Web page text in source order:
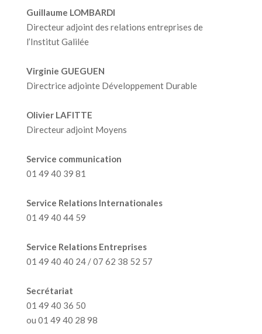
Guillaume LOMBARDI
Directeur adjoint des relations entreprises de
l’Institut Galilée
Virginie GUEGUEN
Directrice adjointe Développement Durable
Olivier LAFITTE
Directeur adjoint Moyens
Service communication
01 49 40 39 81
Service Relations Internationales
01 49 40 44 59
Service Relations Entreprises
01 49 40 40 24 / 07 62 38 52 57
Secrétariat
01 49 40 36 50
ou 01 49 40 28 98